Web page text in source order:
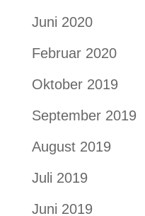
Juni 2020
Februar 2020
Oktober 2019
September 2019
August 2019
Juli 2019
Juni 2019